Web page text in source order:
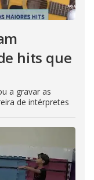
hits que
a gravar as
de intérpretes